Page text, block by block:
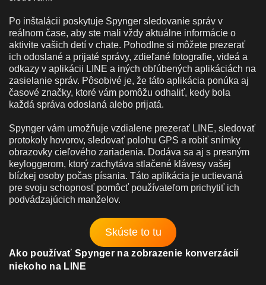
Po inštalácii poskytuje Spynger sledovanie správ v
reálnom čase, aby ste mali vždy aktuálne informácie o
aktivite vašich detí v chate. Pohodlne si môžete prezerať
ich odoslané a prijaté správy, zdieľané fotografie, videá a
odkazy v aplikácii LINE a iných obľúbených aplikáciách na
zasielanie správ. Pôsobivé je, že táto aplikácia ponúka aj
časové značky, ktoré vám pomôžu odhaliť, kedy bola
každá správa odoslaná alebo prijatá.
Spynger vám umožňuje vzdialene prezerať LINE, sledovať
protokoly hovorov, sledovať polohu GPS a robiť snímky
obrazovky cieľového zariadenia. Dodáva sa aj s presným
keyloggerom, ktorý zachytáva stlačené klávesy vašej
blízkej osoby počas písania. Táto aplikácia je uctievaná
pre svoju schopnosť pomôcť používateľom prichytiť ich
podvádzajúcich manželov.
Skúste to tu
Ako používať Spynger na zobrazenie konverzácií
niekoho na LINE